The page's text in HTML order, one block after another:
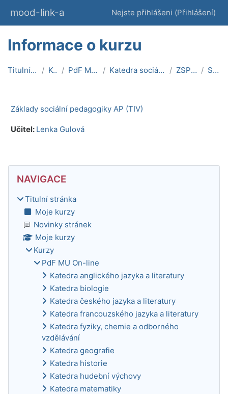
mood-link-a Nejste přihlášeni (Přihlášení)
Informace o kurzu
Titulní stránka Kurzy PdF MU On-line Katedra sociální pedagogiky ZSP_AP_tiv Souhrn
Základy sociální pedagogiky AP (TIV)
Učitel: Lenka Gulová
Bloky
NAVIGACE
Titulní stránka
Moje kurzy
Novinky stránek
Moje kurzy
Kurzy
PdF MU On-line
Katedra anglického jazyka a literatury
Katedra biologie
Katedra českého jazyka a literatury
Katedra francouzského jazyka a literatury
Katedra fyziky, chemie a odborného
vzdělávání
Katedra geografie
Katedra historie
Katedra hudební výchovy
Katedra matematiky